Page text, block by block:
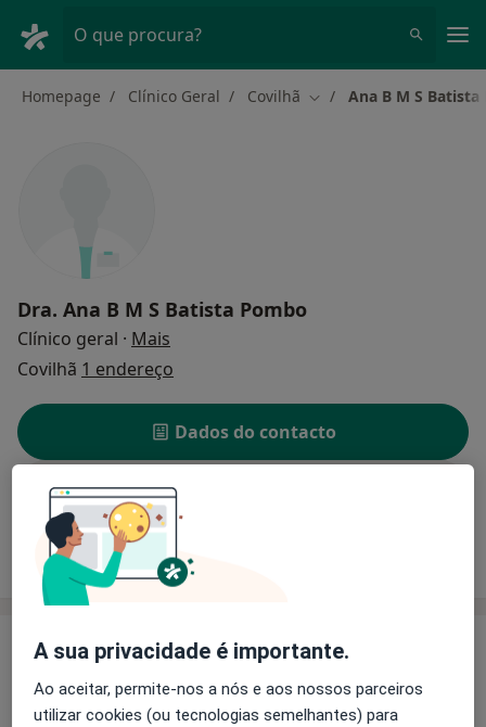
O que procura?
Homepage Clínico Geral Covilhã Mudar de cidade
Ana B M S Batista
Dra. Ana B M S Batista Pombo
Clínico geral · Mais
Covilhã 1 endereço
Dados do contacto
Solicite um atendimento
Experiência Preços
Experiência
Mostrar mais detalhes
sobre a experiência
A sua privacidade é importante.
Ao aceitar, permite-nos a nós e aos nossos parceiros
utilizar cookies (ou tecnologias semelhantes) para